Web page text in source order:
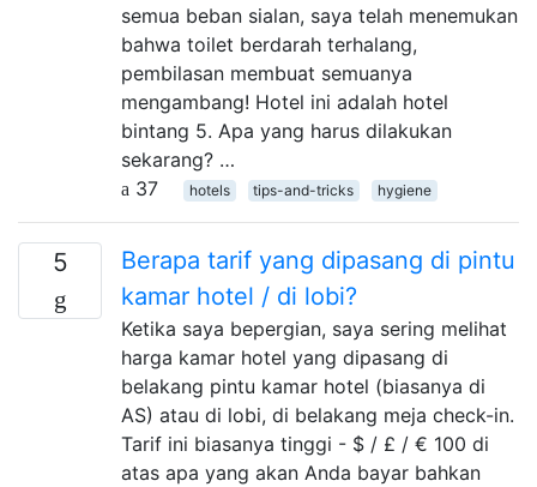
semua beban sialan, saya telah menemukan
bahwa toilet berdarah terhalang,
pembilasan membuat semuanya
mengambang! Hotel ini adalah hotel
bintang 5. Apa yang harus dilakukan
sekarang? …
37
hotels tips-and-tricks hygiene
5
Berapa tarif yang dipasang di pintu
kamar hotel / di lobi?
Ketika saya bepergian, saya sering melihat
harga kamar hotel yang dipasang di
belakang pintu kamar hotel (biasanya di
AS) atau di lobi, di belakang meja check-in.
Tarif ini biasanya tinggi - $ / £ / € 100 di
atas apa yang akan Anda bayar bahkan